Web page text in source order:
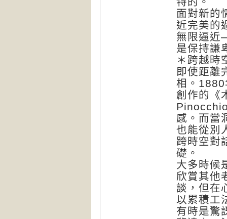
面對新的
近完美的
無限逼近
是保持謙
＊跨越時
即使距離
相。
創作的《
感。而當
也能從別
跨時空對
礎。
大多時候
欣賞其他
談，但在
以累積工
有時是驚